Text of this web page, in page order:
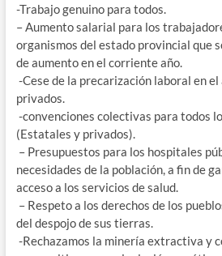
-Trabajo genuino para todos.
– Aumento salarial para los
organismos del estado provincial que
de aumento en el corriente año.
-Cese de la precarización laboral en
privados.
-convenciones colectivas para todos
(Estatales y privados).
– Presupuestos para los hospitales
necesidades de la población, a fin de
acceso a los servicios de salud.
– Respeto a los derechos de los
del despojo de sus tierras.
-Rechazamos la minería extractiva y